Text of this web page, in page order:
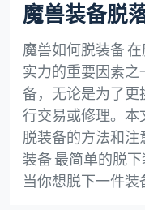
魔兽装备脱
魔兽如何脱装备
实力的重要因素
备，无论是为了
行交易或修理。本
脱装备的方法和注
装备 最简单的脱
当你想脱下一件装